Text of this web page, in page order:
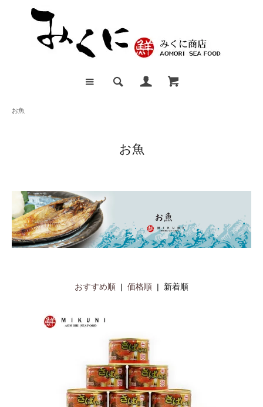
お魚
お魚
おすすめ順 | 価格順 | 新着順